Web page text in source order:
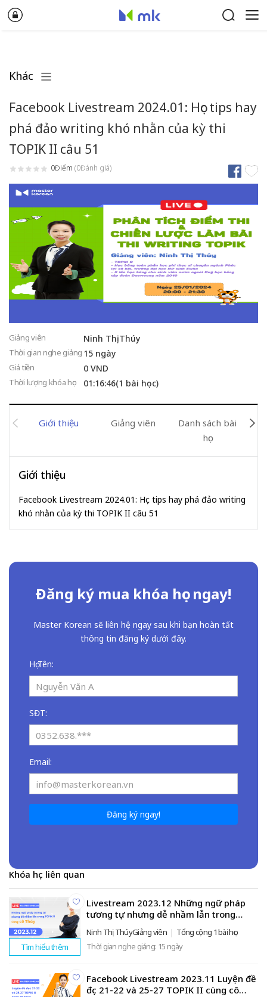
Khác
Facebook Livestream 2024.01: Học tips hay
phá đảo writing khó nhằn của kỳ thi
TOPIK II câu 51
0Điểm (0Đánh giá)
Giảng viên Ninh Thị Thúy
Thời gian nghe giảng 15 ngày
Giá tiền 0 VND
Thời lượng khóa học 01:16:46(1 bài học)
Giới thiệu Giảng viên
Danh sách bài
học
Giới thiệu
Facebook Livestream 2024.01: Học tips hay phá đảo writing
khó nhằn của kỳ thi TOPIK II câu 51
Đăng ký mua khóa học ngay!
Master Korean sẽ liên hệ ngay sau khi bạn hoàn tất
thông tin đăng ký dưới đây.
Họ Tên:
SĐT:
Email:
Đăng ký ngay!
Khóa học liên quan
Livestream 2023.12 Những ngữ pháp
tương tự nhưng dễ nhầm lẫn trong
TOPIK II cùng cô Thúy
Ninh Thị ThúyGiảng viên
Tổng cộng 1 bài học
Thời gian nghe giảng: 15 ngày
Tìm hiểu thêm
Facebook Livestream 2023.11 Luyện đề
đọc 21-22 và 25-27 TOPIK II cùng cô